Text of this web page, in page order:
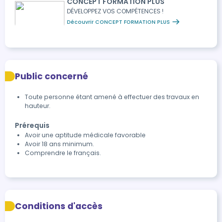
d’un rapport de vérification interne
DÉVELOPPEZ VOS COMPÉTENCES !
Découvrir CONCEPT FORMATION PLUS
Public concerné
Toute personne étant amené à effectuer des travaux en
hauteur.
Prérequis
Avoir une aptitude médicale favorable
Avoir 18 ans minimum.
Comprendre le français.
Conditions d'accès